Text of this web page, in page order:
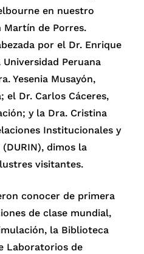
en nuestro
Martín de Porres.
por el Dr. Enrique
Peruana
Yesenia Musayón,
el Dr. Carlos Cáceres,
y la Dra. Cristina
Institucionales y
dimos la
visitantes.
conocer de primera
de clase mundial,
la Biblioteca
Laboratorios de